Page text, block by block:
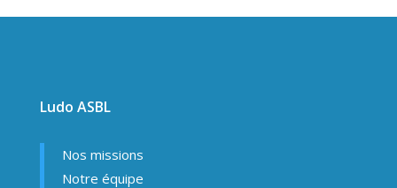
Ludo ASBL
Nos missions
Notre équipe